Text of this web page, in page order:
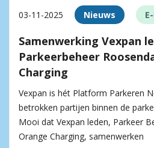
03-11-2025 Nieuws
Samenwerking Vexpan
Parkeerbeheer
Charging
Vexpan is hét Platform Parkeren
betrokken partijen binnen de
Mooi dat Vexpan leden, Parkeer
Orange Charging, samenwerken